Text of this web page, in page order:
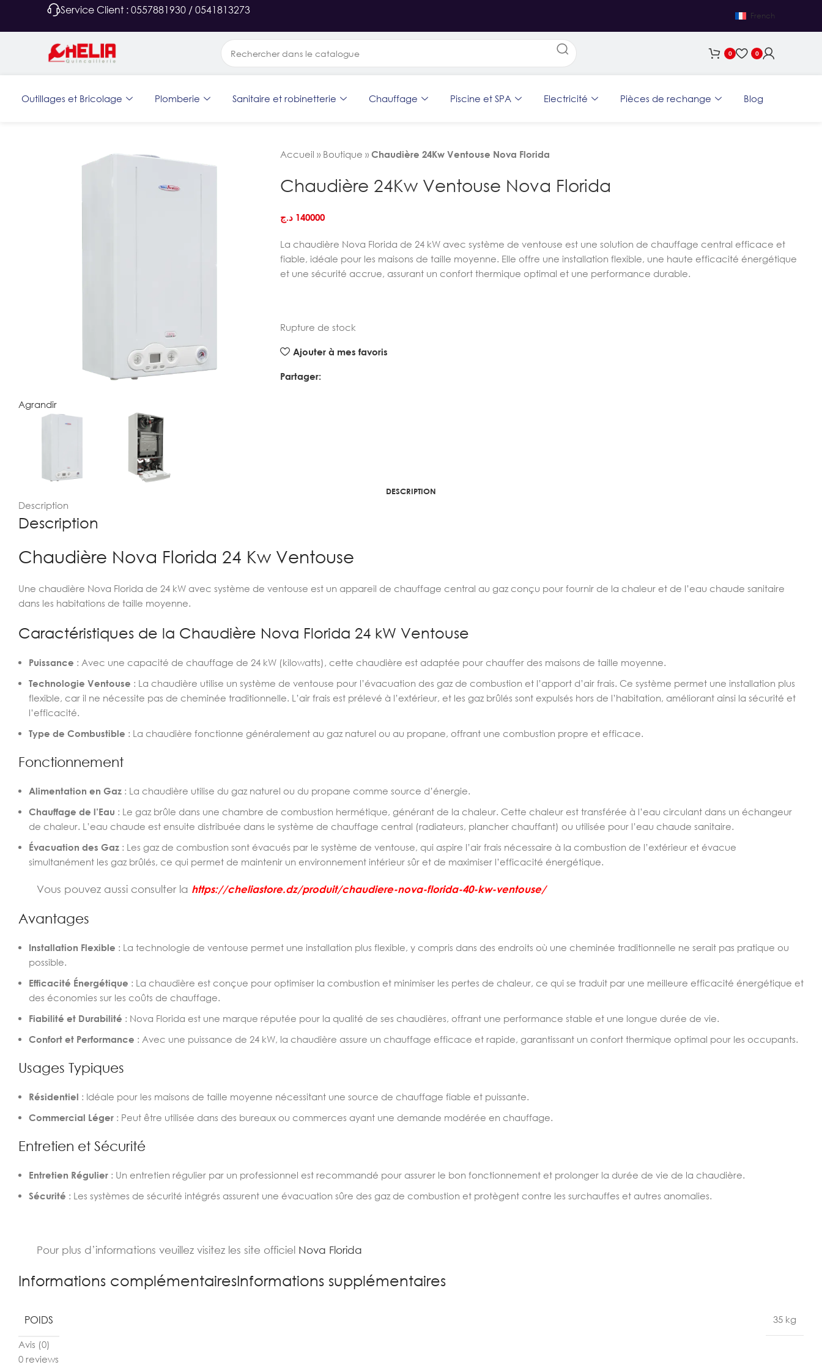
Service Client : 0557881930 / 0541813273 French
0 0
Outillages et Bricolage Plomberie Sanitaire et robinetterie Chauffage Piscine et SPA Electricité Pièces de rechange Blog
Agrandir
Accueil » Boutique » Chaudière 24Kw Ventouse Nova Florida
Chaudière 24Kw Ventouse Nova Florida
140000 د.ج
La chaudière Nova Florida de 24 kW avec système de ventouse est une solution de chauffage central efficace et
fiable, idéale pour les maisons de taille moyenne. Elle offre une installation flexible, une haute efficacité énergétique
et une sécurité accrue, assurant un confort thermique optimal et une performance durable.
Rupture de stock
Ajouter à mes favoris
Partager:
DESCRIPTION
Description
Description
Chaudière Nova Florida 24 Kw Ventouse
Une chaudière Nova Florida de 24 kW avec système de ventouse est un appareil de chauffage central au gaz conçu pour fournir de la chaleur et de l’eau chaude sanitaire
dans les habitations de taille moyenne.
Caractéristiques de la Chaudière Nova Florida 24 kW Ventouse
Puissance : Avec une capacité de chauffage de 24 kW (kilowatts), cette chaudière est adaptée pour chauffer des maisons de taille moyenne.
Technologie Ventouse : La chaudière utilise un système de ventouse pour l’évacuation des gaz de combustion et l’apport d’air frais. Ce système permet une installation plus
flexible, car il ne nécessite pas de cheminée traditionnelle. L’air frais est prélevé à l’extérieur, et les gaz brûlés sont expulsés hors de l’habitation, améliorant ainsi la sécurité et
l’efficacité.
Type de Combustible : La chaudière fonctionne généralement au gaz naturel ou au propane, offrant une combustion propre et efficace.
Fonctionnement
Alimentation en Gaz : La chaudière utilise du gaz naturel ou du propane comme source d’énergie.
Chauffage de l’Eau : Le gaz brûle dans une chambre de combustion hermétique, générant de la chaleur. Cette chaleur est transférée à l’eau circulant dans un échangeur
de chaleur. L’eau chaude est ensuite distribuée dans le système de chauffage central (radiateurs, plancher chauffant) ou utilisée pour l’eau chaude sanitaire.
Évacuation des Gaz : Les gaz de combustion sont évacués par le système de ventouse, qui aspire l’air frais nécessaire à la combustion de l’extérieur et évacue
simultanément les gaz brûlés, ce qui permet de maintenir un environnement intérieur sûr et de maximiser l’efficacité énergétique.
Vous pouvez aussi consulter la https://cheliastore.dz/produit/chaudiere-nova-florida-40-kw-ventouse/
Avantages
Installation Flexible : La technologie de ventouse permet une installation plus flexible, y compris dans des endroits où une cheminée traditionnelle ne serait pas pratique ou
possible.
Efficacité Énergétique : La chaudière est conçue pour optimiser la combustion et minimiser les pertes de chaleur, ce qui se traduit par une meilleure efficacité énergétique et
des économies sur les coûts de chauffage.
Fiabilité et Durabilité : Nova Florida est une marque réputée pour la qualité de ses chaudières, offrant une performance stable et une longue durée de vie.
Confort et Performance : Avec une puissance de 24 kW, la chaudière assure un chauffage efficace et rapide, garantissant un confort thermique optimal pour les occupants.
Usages Typiques
Résidentiel : Idéale pour les maisons de taille moyenne nécessitant une source de chauffage fiable et puissante.
Commercial Léger : Peut être utilisée dans des bureaux ou commerces ayant une demande modérée en chauffage.
Entretien et Sécurité
Entretien Régulier : Un entretien régulier par un professionnel est recommandé pour assurer le bon fonctionnement et prolonger la durée de vie de la chaudière.
Sécurité : Les systèmes de sécurité intégrés assurent une évacuation sûre des gaz de combustion et protègent contre les surchauffes et autres anomalies.
Pour plus d’informations veuillez visitez les site officiel Nova Florida
Informations complémentairesInformations supplémentaires
POIDS 35 kg
Avis (0)
0 reviews